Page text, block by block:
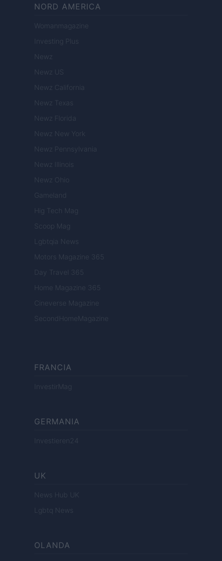
NORD AMERICA
Womanmagazine
Investing Plus
Newz
Newz US
Newz California
Newz Texas
Newz Florida
Newz New York
Newz Pennsylvania
Newz Illinois
Newz Ohio
Gameland
Hig Tech Mag
Scoop Mag
Lgbtqia News
Motors Magazine 365
Day Travel 365
Home Magazine 365
Cineverse Magazine
SecondHomeMagazine
FRANCIA
InvestirMag
GERMANIA
Investieren24
UK
News Hub UK
Lgbtq News
OLANDA